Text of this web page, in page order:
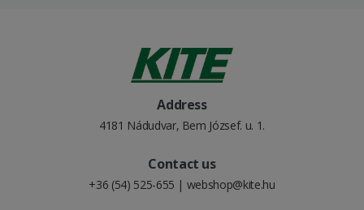
Address
4181 Nádudvar, Bem József. u. 1.
Contact us
+36 (54) 525-655 | webshop@kite.hu